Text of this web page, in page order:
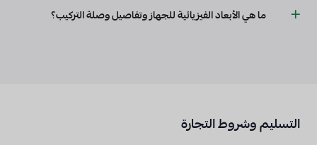
توصيل مستشعر NTC خارجي اختياري. دقة القياس ±1 درجة مئوية.ما هي الأبعاد الفيزيائية للجهاز وتفاصيل وصلة التركيب؟
التسليم وشروط التجارة